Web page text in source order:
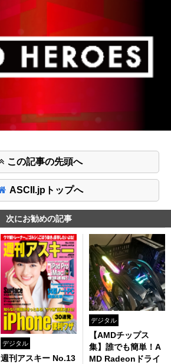
この記事の先頭へ
ASCII.jpトップへ
次にお勧めの記事
デジタル
週刊アスキー No.13
デジタル
【AMDチップス
集】誰でも簡単！A
MD Radeonドライ